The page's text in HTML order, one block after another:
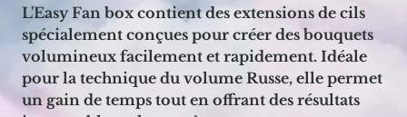
L'Easy Fan box contient des extensions de cils
spécialement conçues pour créer des bouquets
volumineux facilement et rapidement. Idéale
pour la technique du volume Russe, elle permet
un gain de temps tout en offrant des résultats